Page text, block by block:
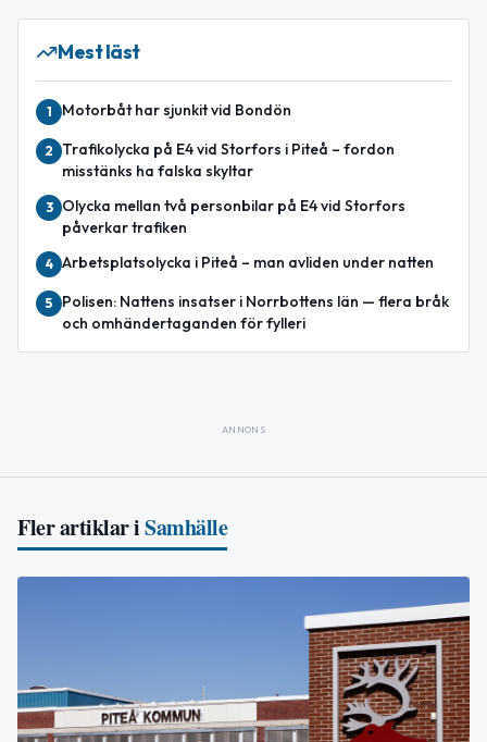
Mest läst
1 Motorbåt har sjunkit vid Bondön
2
Trafikolycka på E4 vid Storfors i Piteå – fordon
misstänks ha falska skyltar
3
Olycka mellan två personbilar på E4 vid Storfors
påverkar trafiken
4 Arbetsplatsolycka i Piteå – man avliden under natten
5
Polisen: Nattens insatser i Norrbottens län — flera bråk
och omhändertaganden för fylleri
ANNONS
Fler artiklar iSamhälle